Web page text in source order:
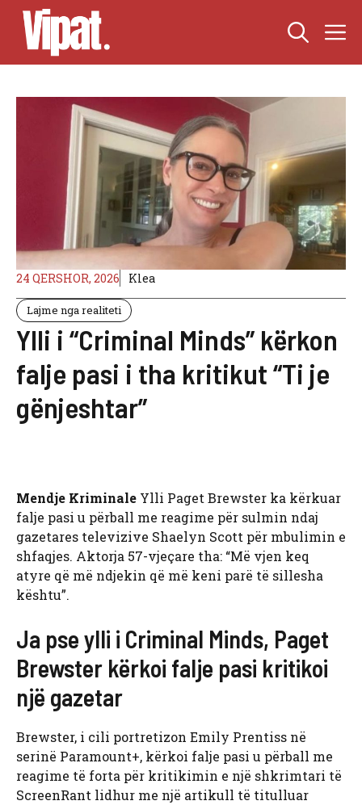
Skip
content
24 QERSHOR, 2026 Klea
Lajme nga realiteti
Ylli i “Criminal Minds” kërkon
falje pasi i tha kritikut “Ti je
gënjeshtar”
Mendje Kriminale Ylli Paget Brewster ka kërkuar
falje pasi u përball me reagime për sulmin ndaj
gazetares televizive Shaelyn Scott për mbulimin e
shfaqjes. Aktorja 57-vjeçare tha: “Më vjen keq
atyre që më ndjekin që më keni parë të sillesha
kështu”.
Ja pse ylli i Criminal Minds, Paget
Brewster kërkoi falje pasi kritikoi
një gazetar
Brewster, i cili portretizon Emily Prentiss në
serinë Paramount+, kërkoi falje pasi u përball me
reagime të forta për kritikimin e një shkrimtari të
ScreenRant lidhur me një artikull të titulluar